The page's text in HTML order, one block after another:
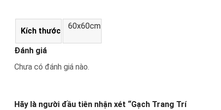
Kích thước
60x60cm
Đánh giá
Chưa có đánh giá nào.
Hãy là người đầu tiên nhận xét “Gạch Trang Trí